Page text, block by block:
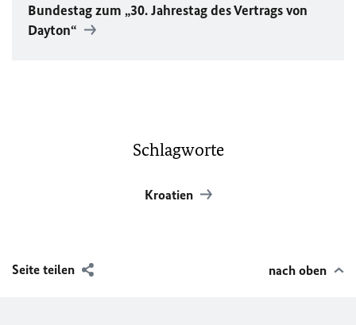
Bundestag zum „30. Jahrestag des Vertrags von
Dayton“
Schlagworte
Kroatien
Seite teilen nach oben